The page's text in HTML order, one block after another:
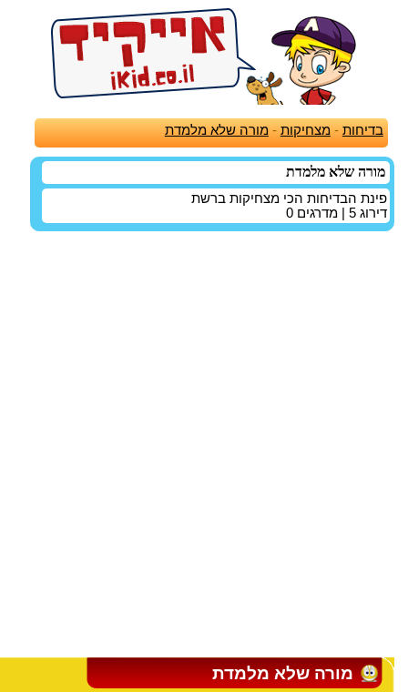
בדיחות -מצחיקות -מורה שלא מלמדת
מורה שלא מלמדת
פינת הבדיחות הכי מצחיקות ברשת
דירוג 5 | מדרגים 0
מורה שלא מלמדת